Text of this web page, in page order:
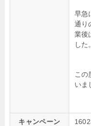
早急
通り
業後
した。
この
いま
キャンペーン